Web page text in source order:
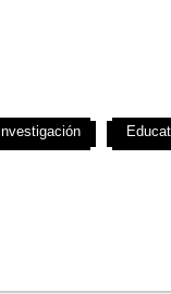
Investigación